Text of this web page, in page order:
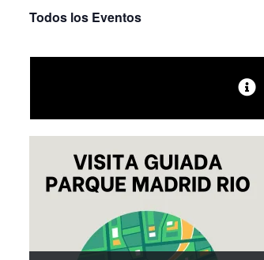
Todos los Eventos